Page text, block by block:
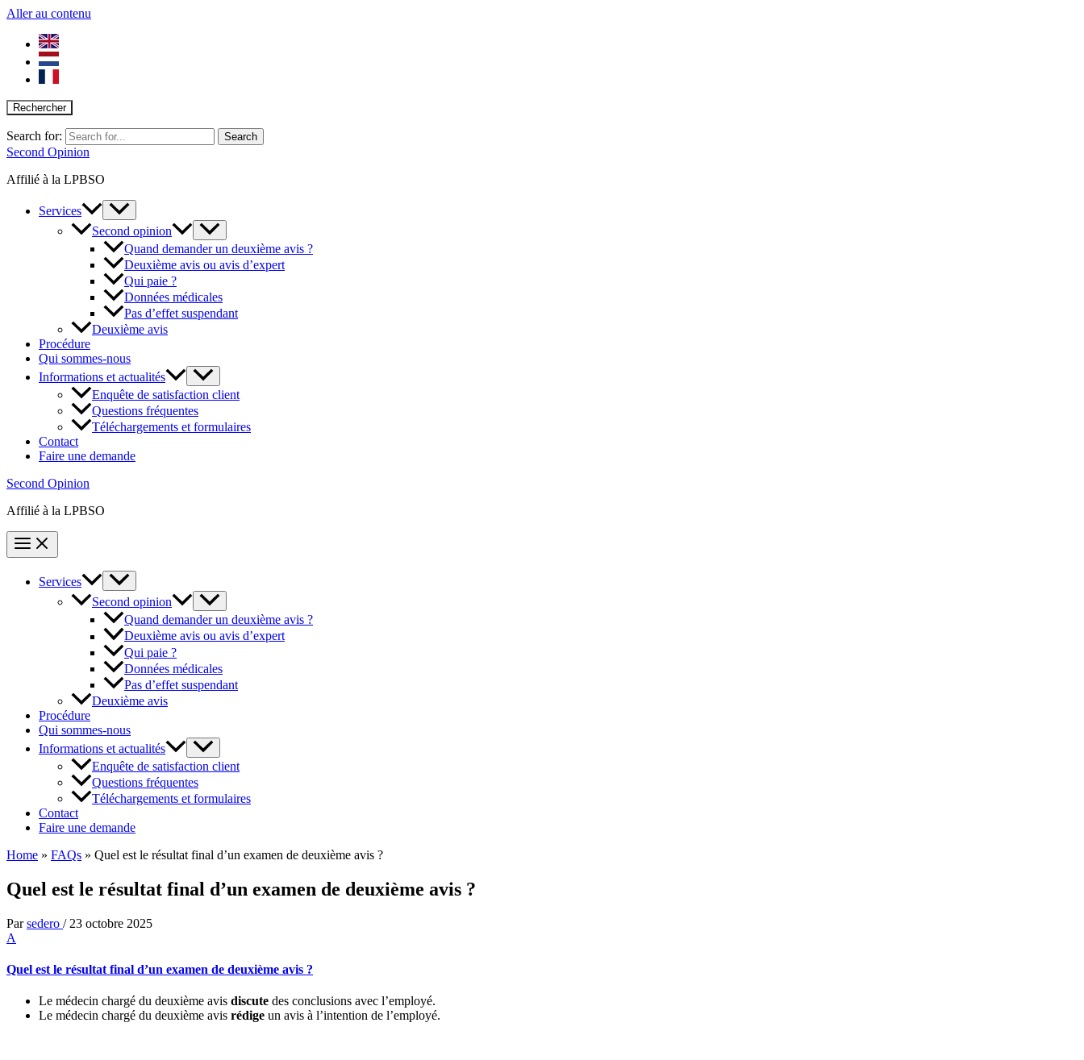
Aller au contenu
Rechercher
Search for:
Second Opinion
Affilié à la LPBSO
Services
Second opinion
Quand demander un deuxième avis ?
Deuxième avis ou avis d’expert
Qui paie ?
Données médicales
Pas d’effet suspendant
Deuxième avis
Procédure
Qui sommes-nous
Informations et actualités
Enquête de satisfaction client
Questions fréquentes
Téléchargements et formulaires
Contact
Faire une demande
Second Opinion
Affilié à la LPBSO
Services
Second opinion
Quand demander un deuxième avis ?
Deuxième avis ou avis d’expert
Qui paie ?
Données médicales
Pas d’effet suspendant
Deuxième avis
Procédure
Qui sommes-nous
Informations et actualités
Enquête de satisfaction client
Questions fréquentes
Téléchargements et formulaires
Contact
Faire une demande
Home » FAQs » Quel est le résultat final d’un examen de deuxième avis ?
Quel est le résultat final d’un examen de deuxième avis ?
Parsedero / 23 octobre 2025
A
Quel est le résultat final d’un examen de deuxième avis ?
Le médecin chargé du deuxième avis discute des conclusions avec l’employé.
Le médecin chargé du deuxième avis rédige un avis à l’intention de l’employé.